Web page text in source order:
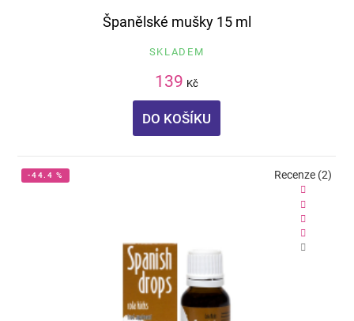
Španělské mušky 15 ml
SKLADEM
139 Kč
DO KOŠÍKU
-44.4 % Recenze (2)